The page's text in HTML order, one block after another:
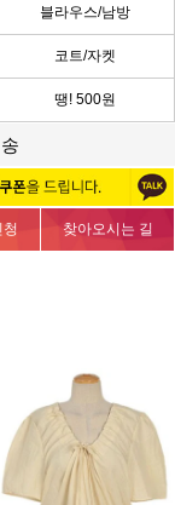
블라우스/남방
코트/자켓
땡! 500원
청 찾아오시는 길